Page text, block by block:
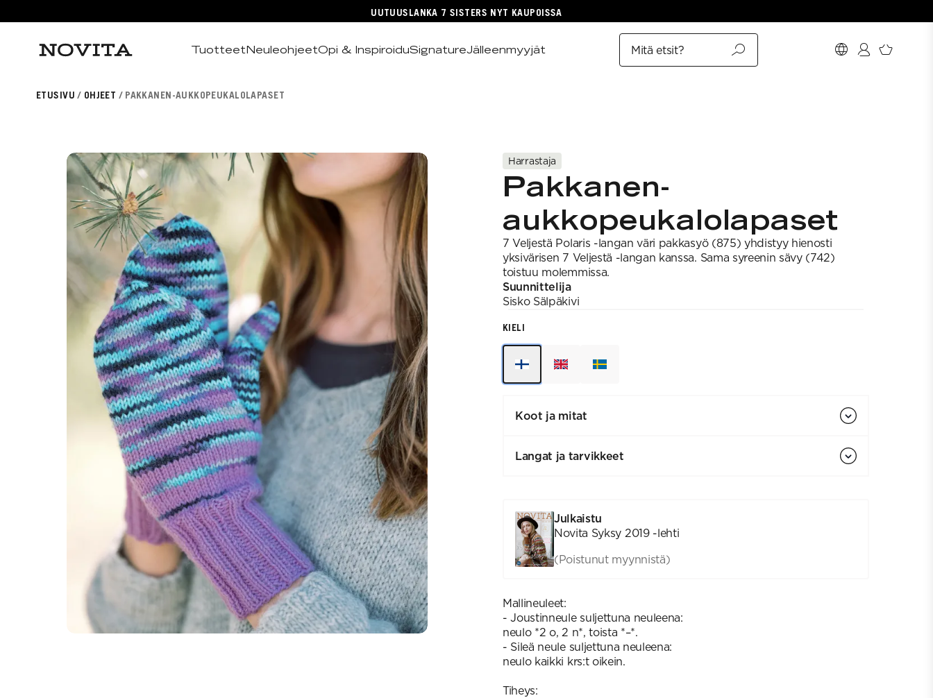
UUTUUSLANKA 7 SISTERS NYT KAUPOISSA
TuotteetNeuleohjeetOpi & InspiroiduSignatureJälleenmyyjät Mitä etsit?
ETUSIVU OHJEET PAKKANEN-AUKKOPEUKALOLAPASET
Harrastaja
Pakkanen-
aukkopeukalolapaset
7 Veljestä Polaris -langan väri pakkasyö (875) yhdistyy hienosti
yksivärisen 7 Veljestä -langan kanssa. Sama syreenin sävy (742)
toistuu molemmissa.
Suunnittelija
Sisko Sälpäkivi
KIELI
Koot ja mitat
Langat ja tarvikkeet
Julkaistu
Novita Syksy 2019 -lehti
(Poistunut myynnistä)
Mallineuleet:
- Joustinneule suljettuna neuleena:
neulo *2 o, 2 n*, toista *–*.
- Sileä neule suljettuna neuleena:
neulo kaikki krs:t oikein.
Tiheys: